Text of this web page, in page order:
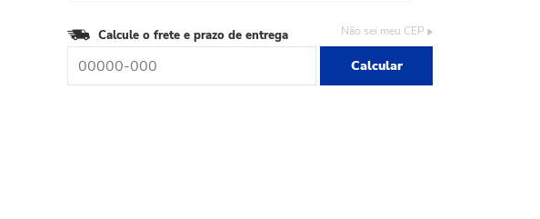
Calcule o frete e prazo de entrega Não sei meu CEP
Calcular